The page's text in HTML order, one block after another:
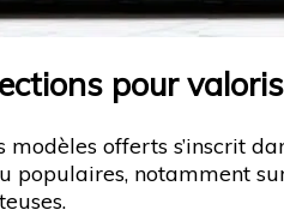
pour
modèles offerts s’inscrit
populaires, notamment